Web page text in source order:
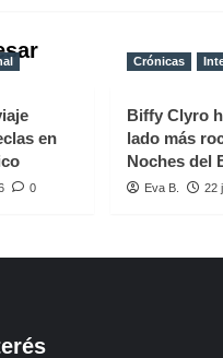
en
0
Crónicas
Biffy Clyro
lado más
Noches del
Eva B. 22